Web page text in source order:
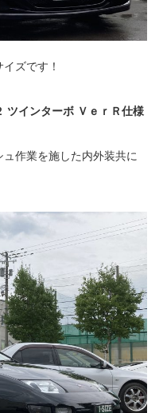
ズです！
ツインターボ ＶｅｒＲ仕様
作業を施した内外装共に